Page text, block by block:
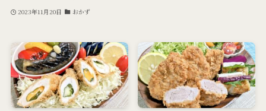
2023年11月20日 おかず